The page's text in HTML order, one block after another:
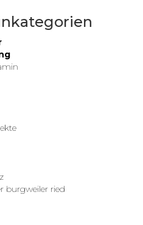
burgweiler ried